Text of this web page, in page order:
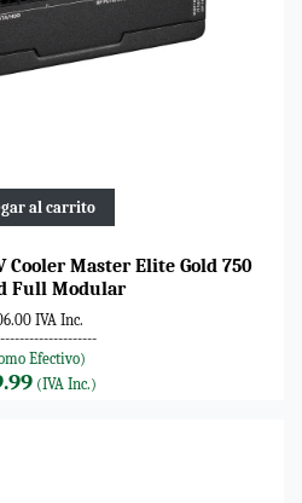
al carrito
Cooler Master Elite Gold 750
Full Modular
IVA Inc.
Efectivo)
(IVA Inc.)